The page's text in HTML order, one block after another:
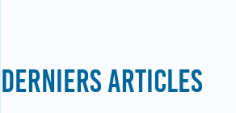
DERNIERS ARTICLES